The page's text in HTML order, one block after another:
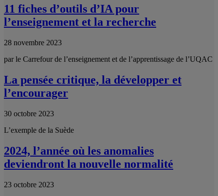
11 fiches d’outils d’IA pour
l’enseignement et la recherche
28 novembre 2023
par le Carrefour de l’enseignement et de l’apprentissage de l’UQAC
La pensée critique, la développer et
l’encourager
30 octobre 2023
L’exemple de la Suède
2024, l’année où les anomalies
deviendront la nouvelle normalité
23 octobre 2023